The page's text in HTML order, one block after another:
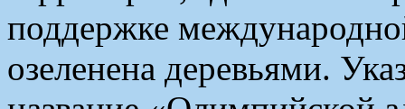
поддержке
озеленена деревьями.